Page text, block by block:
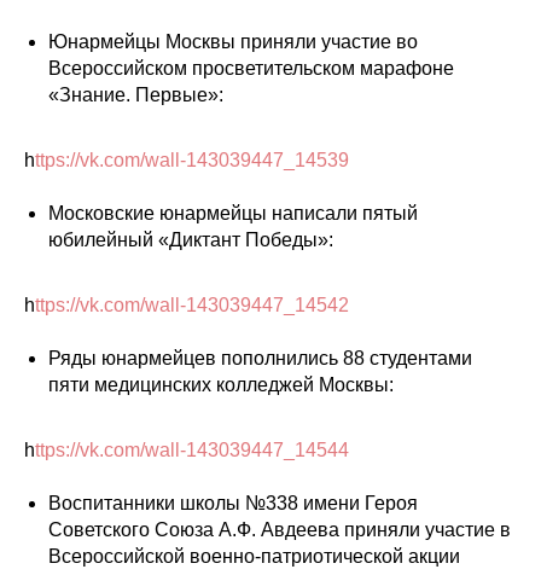
Юнармейцы Москвы приняли участие во
Всероссийском просветительском марафоне
«Знание. Первые»:
https://vk.com/wall-143039447_14539
Московские юнармейцы написали пятый
юбилейный «Диктант Победы»:
https://vk.com/wall-143039447_14542
Ряды юнармейцев пополнились 88 студентами
пяти медицинских колледжей Москвы:
https://vk.com/wall-143039447_14544
Воспитанники школы №338 имени Героя
Советского Союза А.Ф. Авдеева приняли участие в
Всероссийской военно-патриотической акции